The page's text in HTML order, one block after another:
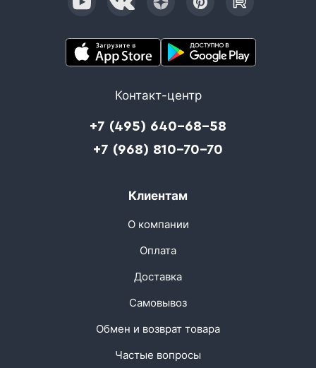
Контакт-центр
+7 (495) 640-68-58
+7 (968) 810-70-70
Клиентам
О компании
Оплата
Доставка
Самовывоз
Обмен и возврат товара
Частые вопросы